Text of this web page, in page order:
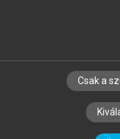
SZERZŐKNEK
Csak a